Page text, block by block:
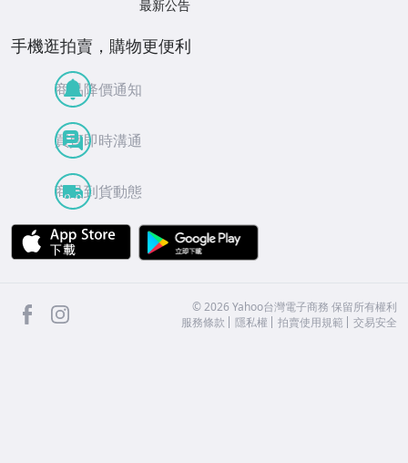
最新公告
手機逛拍賣，購物更便利
商品降價通知
買賣即時溝通
商品到貨動態
APP Store
facebook ©2026 Yahoo台灣電子商務 保留所有權利
服務條款
隱私權 拍賣使用規範 交易安全